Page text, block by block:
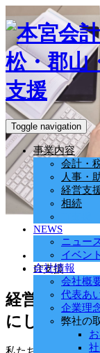
Toggle navigation
事業内容
会計・
人事・
経営支
相続
NEWS
ニュー
イベン
会社情報
会社概
代表あ
企業理
弊社の
ホーム
IT支援
経営者・社
にしたい